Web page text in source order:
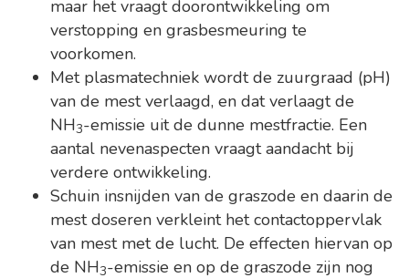
maar het vraagt doorontwikkeling om
verstopping en grasbesmeuring te
voorkomen.
Met plasmatechniek wordt de zuurgraad (pH)
van de mest verlaagd, en dat verlaagt de
NH3-emissie uit de dunne mestfractie. Een
aantal nevenaspecten vraagt aandacht bij
verdere ontwikkeling.
Schuin insnijden van de graszode en daarin de
mest doseren verkleint het contactoppervlak
van mest met de lucht. De effecten hiervan op
de NH3-emissie en op de graszode zijn nog